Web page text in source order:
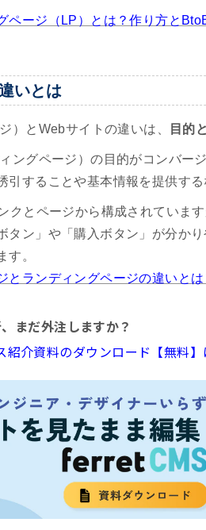
ページ（LP）とは？作り方と
いとは
）とWebサイトの違いは、 目的
ングページ）の目的がコンバー
引することや基本情報を提供する
クとページから構成されていま
タン」や「購入ボタン」が分か
す。
とランディングページの違いと
まだ外注しますか？
介資料のダウンロード【無料】